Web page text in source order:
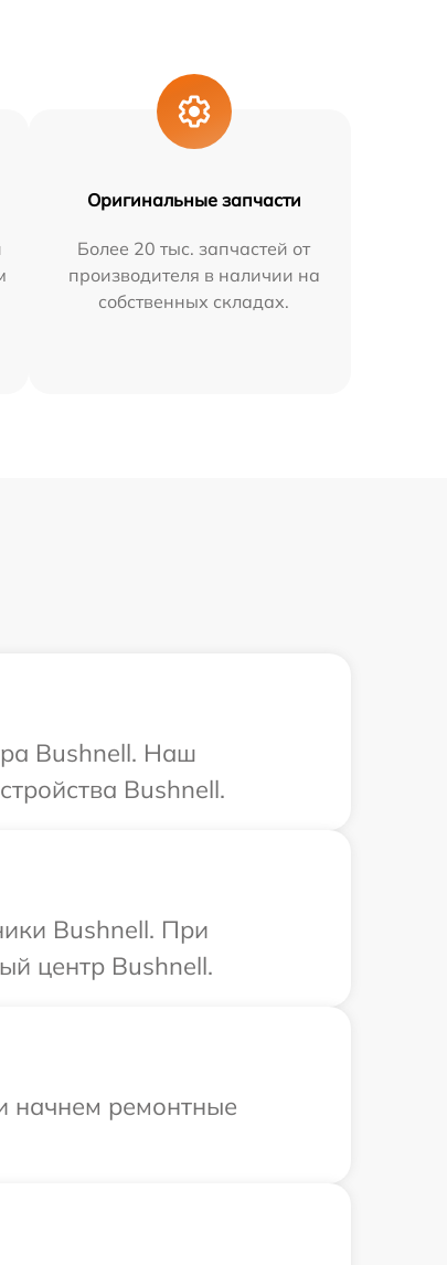
Оригинальные запчасти
Более 20 тыс. запчастей от
производителя в наличии на
собственных складах.
Bushnell. Наш
Bushnell.
Bushnell. При
центр Bushnell.
начнем ремонтные